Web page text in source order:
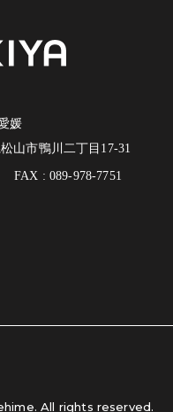
媛
山市鴨川二丁目17-31
FAX : 089-978-7751
All rights reserved.